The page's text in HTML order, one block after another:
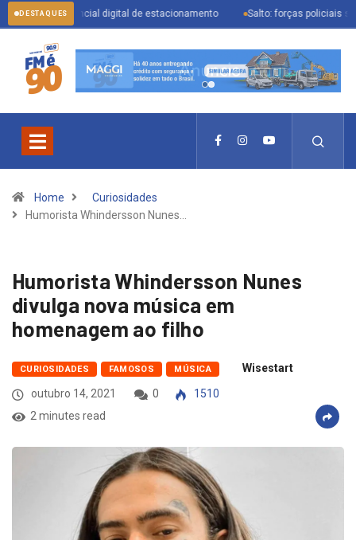
DESTAQUES
credencial digital de estacionamento Salto: forças policiais se
Home
Curiosidades
Humorista Whindersson Nunes…
Humorista Whindersson Nunes
divulga nova música em
homenagem ao filho
CURIOSIDADES FAMOSOS MÚSICA
Wisestart
outubro 14, 2021
0
1510
2 minutes read